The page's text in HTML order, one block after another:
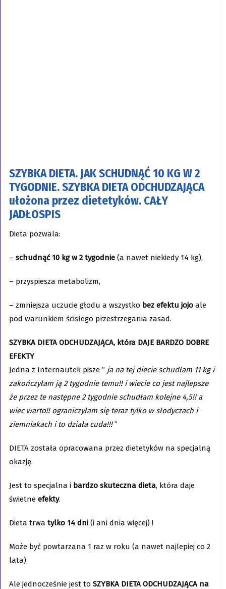
SZYBKA DIETA. JAK SCHUDNĄĆ 10 KG W 2
TYGODNIE. SZYBKA DIETA ODCHUDZAJĄCA
ułożona przez dietetyków. CAŁY
JADŁOSPIS
Dieta pozwala:
– schudnąć 10 kg w 2 tygodnie(a nawet niekiedy 14 kg),
– przyspiesza metabolizm,
– zmniejsza uczucie głodu a wszystko bez efektu jojoale
pod warunkiem ścisłego przestrzegania zasad.
SZYBKA DIETA ODCHUDZAJĄCA, która DAJE BARDZO DOBRE
EFEKTY
Jedna z Internautek pisze ” ja na tej diecie schudłam 11 kg i
zakończyłam ją 2 tygodnie temu!! i wiecie co jest najlepsze
że przez te następne 2 tygodnie schudłam kolejne 4,5!! a
wiec warto!! ograniczyłam się teraz tylko w słodyczach i
ziemniakach i to działa cuda!!!”
DIETA została opracowana przez dietetyków na specjalną
okazję.
Jest to specjalna i bardzo skuteczna dieta, która daje
świetne efekty.
Dieta trwa tylko 14 dni(i ani dnia więcej) !
Może być powtarzana 1 raz w roku (a nawet najlepiej co 2
lata).
Ale jednocześnie jest to SZYBKA DIETA ODCHUDZAJĄCA na